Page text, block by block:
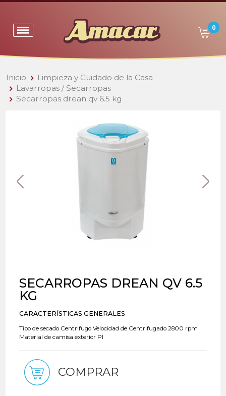
0
Inicio
Limpieza y Cuidado de la Casa
Lavarropas / Secarropas
Secarropas drean qv 6.5 kg
SECARROPAS DREAN QV 6.5
KG
CARACTERÍSTICAS GENERALES
Tipo de secado Centrifugo Velocidad de Centrifugado 2800 rpm
Material de camisa exterior Pl
COMPRAR